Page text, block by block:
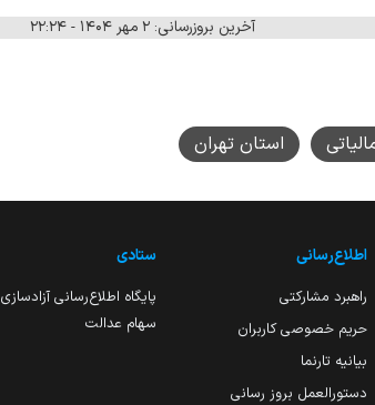
آخرین بروزرسانی: ۲ مهر ۱۴۰۴ - ۲۲:۲۴
استان تهران
اطلاع‌رسانی
راهبرد مشارکتی
حریم خصوصی کاربران
بیانیه تارنما
دستورالعمل بروز رسانی
ستادی
پایگاه اطلاع‌رسانی آزادسازی
سهام عدالت